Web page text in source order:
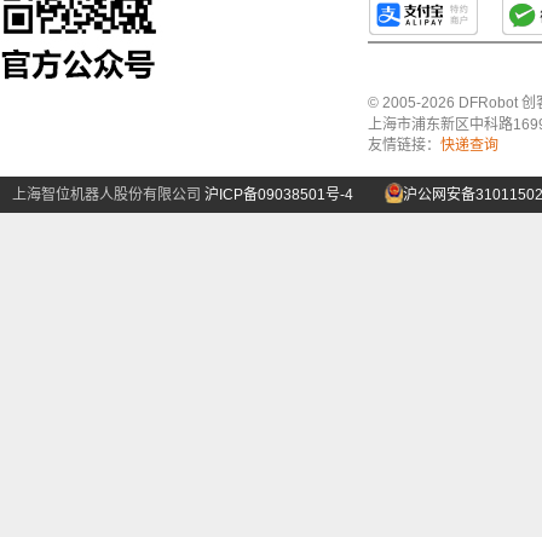
© 2005-2026 DFRobot 创
上海市浦东新区中科路
友情链接： 快递查询
上海智位机器人股份有限公司 沪ICP备09038501号-4 沪公网安备